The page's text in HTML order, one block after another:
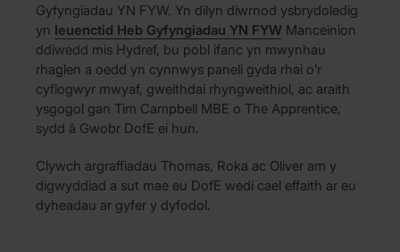
Gyfyngiadau YN FYW. Yn dilyn diwrnod ysbrydoledig
yn Ieuenctid Heb Gyfyngiadau YN FYW Manceinion
ddiwedd mis Hydref, bu pobl ifanc yn mwynhau
rhaglen a oedd yn cynnwys paneli gyda rhai o’r
cyflogwyr mwyaf, gweithdai rhyngweithiol, ac araith
ysgogol gan Tim Campbell MBE o The Apprentice,
sydd â Gwobr DofE ei hun.
Clywch argraffiadau Thomas, Roka ac Oliver am y
digwyddiad a sut mae eu DofE wedi cael effaith ar eu
dyheadau ar gyfer y dyfodol.